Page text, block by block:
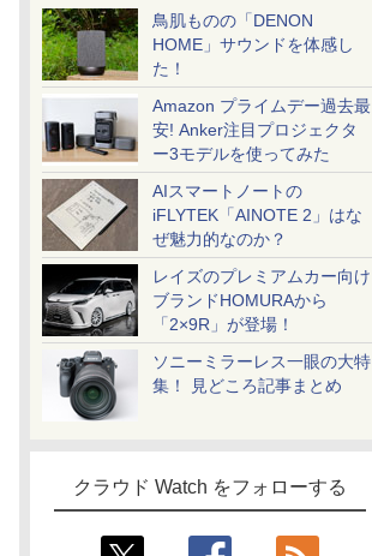
鳥肌ものの「DENON
HOME」サウンドを体感し
た！
Amazon プライムデー過去最
安! Anker注目プロジェクタ
ー3モデルを使ってみた
AIスマートノートの
iFLYTEK「AINOTE 2」はな
ぜ魅力的なのか？
レイズのプレミアムカー向け
ブランドHOMURAから
「2×9R」が登場！
ソニーミラーレス一眼の大特
集！ 見どころ記事まとめ
クラウド Watch をフォローする